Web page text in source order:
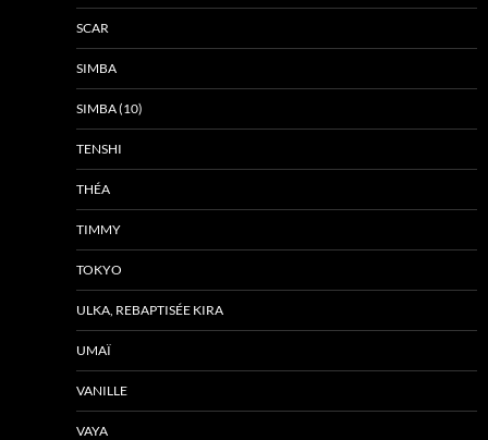
SCAR
SIMBA
SIMBA (10)
TENSHI
THÉA
TIMMY
TOKYO
ULKA, REBAPTISÉE KIRA
UMAÏ
VANILLE
VAYA